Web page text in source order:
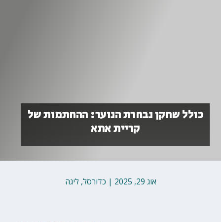
כולל שחקן נבחרת הנוער: ההחתמות של
קריית אתא
אוג 29, 2025 | כדורסל,ליגה